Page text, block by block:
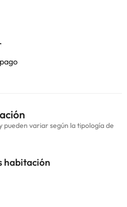
pueden variar según la tipología de
habitación